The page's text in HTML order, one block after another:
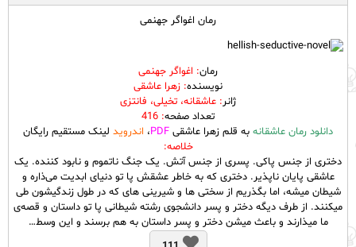
رمان اغواگر جهنمی
رمان: اغواگر جهنمی
نویسنده: زهرا عاشقی
ژانر: عاشقانه، تخیلی، فانتزی
تعداد صفحه: 416
دانلود رمان عاشقانه به قلم زهرا عاشقی PDF، اندروید لینک مستقیم رایگان
خلاصه:
دختری از جنس پاکی. پسری از جنس آتش. یک جنگ ناتموم و نابود کننده. یک
عاشقی پایان ناپذیر. دختری که به خاطر عشقش پا تو دنیای ابدیت می‌ذاره و
شیطان میشه، اما بگذریم از سختی ها و شیرینی های که در طول زندگیشون طی
میکنند. از طرف دیگه دختر و پسر دانشجوی رشته شیطانی پا تو داستان و قصه‌ی
ما میذارند و باعث میشن دختر و پسر داستان به هم برسند و این وسط…